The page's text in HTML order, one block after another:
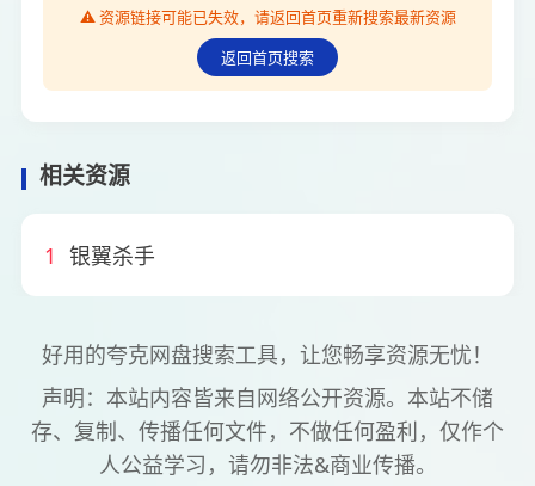
⚠️ 资源链接可能已失效，请返回首页重新搜索最新资源
返回首页搜索
相关资源
1 银翼杀手
好用的夸克网盘搜索工具，让您畅享资源无忧！
声明：本站内容皆来自网络公开资源。本站不储
存、复制、传播任何文件，不做任何盈利，仅作个
人公益学习，请勿非法&商业传播。